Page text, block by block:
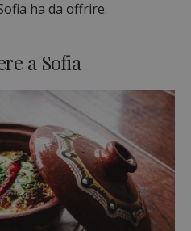
ha da offrire.
a Sofia